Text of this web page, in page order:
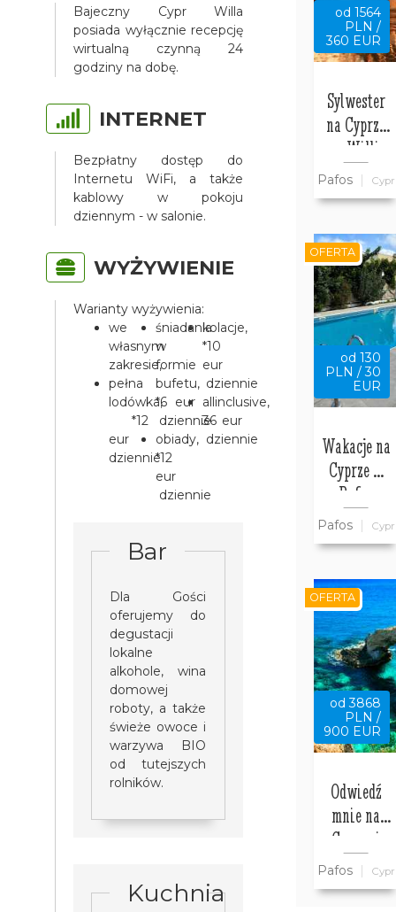
Bajeczny Cypr Willa
posiada wyłącznie recepcję
wirtualną czynną 24
godziny na dobę.
INTERNET
Bezpłatny dostęp do
Internetu WiFi, a także
kablowy w pokoju
dziennym - w salonie.
WYŻYWIENIE
Warianty wyżywienia:
we
własnym
zakresie,
pełna
lodówka,
*12
eur
dziennie
śniadania
w
formie
bufetu,
*6 eur
dziennie
obiady,
*12
eur
dziennie
kolacje,
*10
eur
dziennie
allinclusive,
36 eur
dziennie
Bar
Dla Gości
oferujemy do
degustacji
lokalne
alkohole, wina
domowej
roboty, a także
świeże owoce i
warzywa BIO
od tutejszych
rolników.
Kuchnia
od 1564
PLN /
360 EUR
Sylwester
na Cyprze
w Willi
Bajeczny
Cypr
Pafos Cypr
od 130
PLN / 30
EUR
Wakacje na
Cyprze w
Pafos
Pafos Cypr
OFERTA
od 3868
PLN /
900 EUR
Odwiedź
mnie na
Cyprze i
zwiedź ze
mną cały
Pafos Cypr
OFERTA